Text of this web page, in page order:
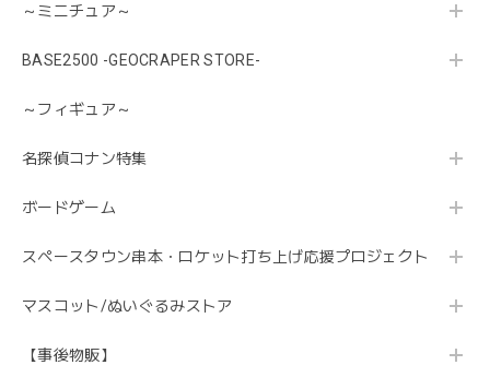
～ミニチュア～
BASE2500 -GEOCRAPER STORE-
～フィギュア～
名探偵コナン特集
ボードゲーム
スペースタウン串本・ロケット打ち上げ応援プロジェクト
マスコット/ぬいぐるみストア
【事後物販】